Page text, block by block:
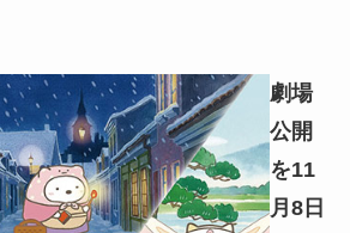
劇場
公開
を11
月8日